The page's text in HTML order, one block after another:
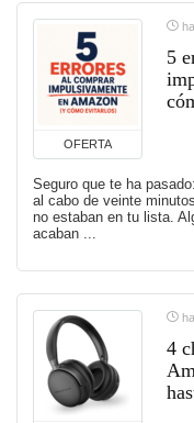
OFERTA
5
Seguro que te ha
al cabo de veinte
no estaban en tu lista.
acaban ...
4